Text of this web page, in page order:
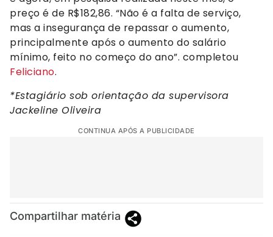
preço é de R$182,86. “Não é a falta de serviço,
mas a insegurança de repassar o aumento,
principalmente após o aumento do salário
mínimo, feito no começo do ano”. completou
Feliciano.
*Estagiário sob orientação da supervisora
Jackeline Oliveira
CONTINUA APÓS A PUBLICIDADE
Compartilhar matéria